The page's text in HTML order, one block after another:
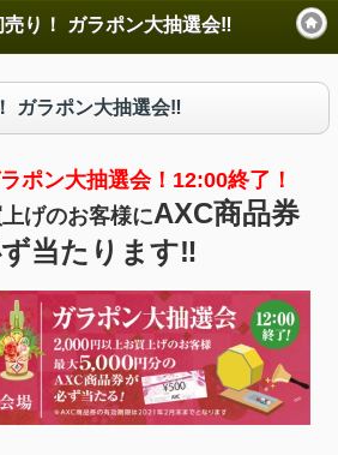
売り！ ガラポン大抽選会‼
ガラポン大抽選会‼
ポン大抽選会！ 12:00終了！
げのお客様にAXC商品券
当たります‼